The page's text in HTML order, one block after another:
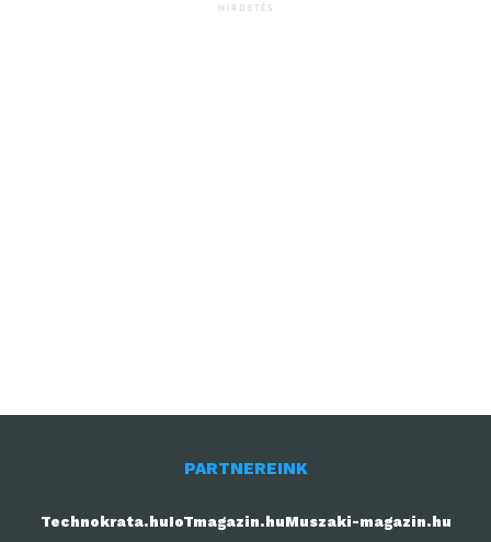
HIRDETÉS
PARTNEREINK
Technokrata.huIoTmagazin.huMuszaki-magazin.hu